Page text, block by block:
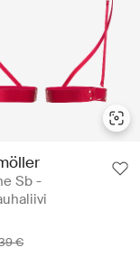
Sb -
€